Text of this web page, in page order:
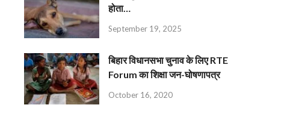
होता…
September 19, 2025
बिहार विधानसभा चुनाव के लिए RTE
Forum का शिक्षा जन-घोषणापत्र
October 16, 2020